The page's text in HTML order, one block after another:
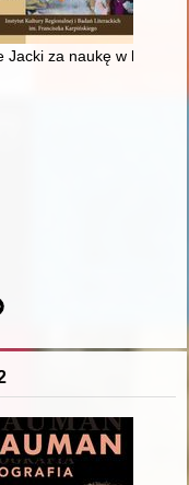
1907) : między
Jacki za naukę w latach
Tarnowa XIX-XX